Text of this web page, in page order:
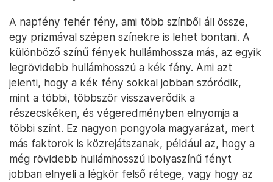
A napfény fehér fény, ami több színből áll össze,
egy prizmával szépen színekre is lehet bontani. A
különböző színű fények hullámhossza más, az egyik
legrövidebb hullámhosszú a kék fény. Ami azt
jelenti, hogy a kék fény sokkal jobban szóródik,
mint a többi, többször visszaverődik a
részecskéken, és végeredményben elnyomja a
többi színt. Ez nagyon pongyola magyarázat, mert
más faktorok is közrejátszanak, például az, hogy a
még rövidebb hullámhosszú ibolyaszínű fényt
jobban elnyeli a légkör felső rétege, vagy hogy az